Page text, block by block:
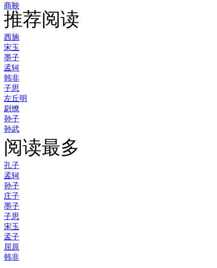
商鞅
推荐阅读
西施
宋玉
墨子
孟轲
韩非
子思
左丘明
尉缭
孙子
孙武
阅读最多
孔子
孟轲
孙子
庄子
墨子
子思
宋玉
孟子
屈原
韩非